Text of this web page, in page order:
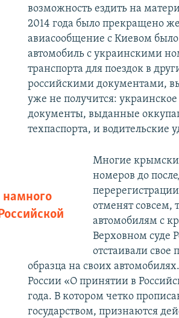
возможность ездить на
2014 года было прекращено
авиасообщение с Киевом
автомобиль с украинскими
транспорта для поездок в
российскими документами,
уже не получится:
документы, выданные
техпаспорта, и водительские
намного
Многие
номеров до
отменят совсем,
автомобилям с
Верховном суде
отстаивали
образца на своих
России «О принятии в
года. В котором четко
государством, признаются